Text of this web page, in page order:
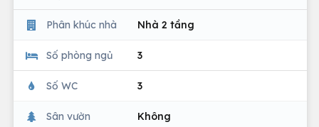
Phân khúc nhà Nhà 2 tầng
Số phòng ngủ 3
Số WC 3
Sân vườn Không